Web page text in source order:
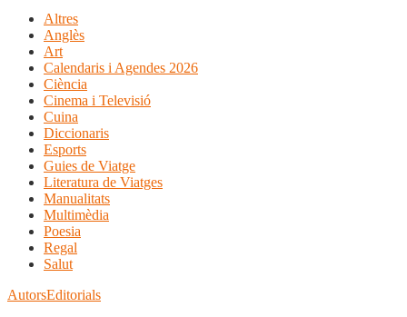
Altres
Anglès
Art
Calendaris i Agendes 2026
Ciència
Cinema i Televisió
Cuina
Diccionaris
Esports
Guies de Viatge
Literatura de Viatges
Manualitats
Multimèdia
Poesia
Regal
Salut
AutorsEditorials